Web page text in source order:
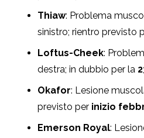
Thiaw: Problema
sinistro; rientro previsto
Loftus-Cheek:
destra; in dubbio per la
Okafor: Lesione
previsto per inizio
Emerson Royal: